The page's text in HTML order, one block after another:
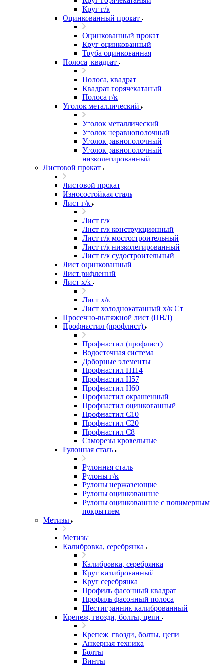
Круг г/к
Оцинкованный прокат
Оцинкованный прокат
Круг оцинкованный
Труба оцинкованная
Полоса, квадрат
Полоса, квадрат
Квадрат горячекатаный
Полоса г/к
Уголок металлический
Уголок металлический
Уголок неравнополочный
Уголок равнополочный
Уголок равнополочный
низколегированный
Листовой прокат
Листовой прокат
Износостойкая сталь
Лист г/к
Лист г/к
Лист г/к конструкционный
Лист г/к мостостроительный
Лист г/к низколегированный
Лист г/к судостроительный
Лист оцинкованный
Лист рифленый
Лист х/к
Лист х/к
Лист холоднокатанный х/к Ст
Просечно-вытяжной лист (ПВЛ)
Профнастил (профлист)
Профнастил (профлист)
Водосточная система
Доборные элементы
Профнастил Н114
Профнастил Н57
Профнастил Н60
Профнастил окрашенный
Профнастил оцинкованный
Профнастил С10
Профнастил С20
Профнастил С8
Саморезы кровельные
Рулонная сталь
Рулонная сталь
Рулоны г/к
Рулоны нержавеющие
Рулоны оцинкованные
Рулоны оцинкованные с полимерным
покрытием
Метизы
Метизы
Калибровка, серебрянка
Калибровка, серебрянка
Круг калиброванный
Круг серебрянка
Профиль фасонный квадрат
Профиль фасонный полоса
Шестигранник калиброванный
Крепеж, гвозди, болты, цепи
Крепеж, гвозди, болты, цепи
Анкерная техника
Болты
Винты